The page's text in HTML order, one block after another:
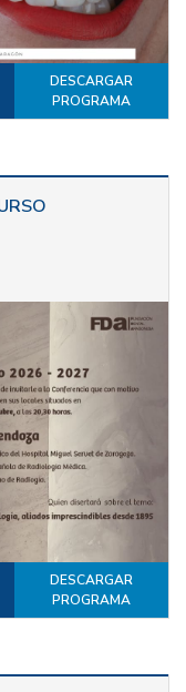
DESCARGAR
PROGRAMA
DESCARGAR
PROGRAMA